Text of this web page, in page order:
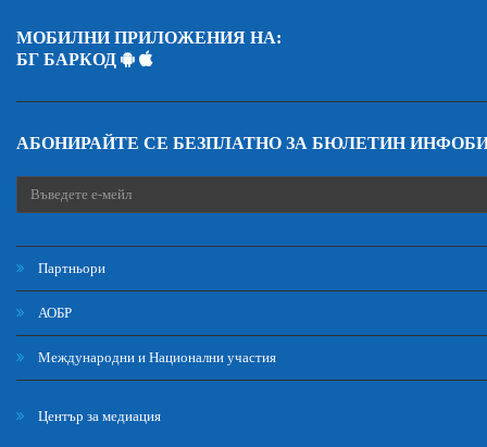
МОБИЛНИ ПРИЛОЖЕНИЯ НА:
БГ БАРКОД
АБОНИРАЙТЕ СЕ БЕЗПЛАТНО ЗА БЮЛЕТИН
Партньори
АОБР
Международни и Национални участия
Център за медиация